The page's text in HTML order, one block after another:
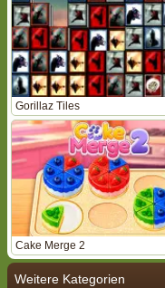
Gorillaz Tiles
Cake Merge 2
Weitere Kategorien